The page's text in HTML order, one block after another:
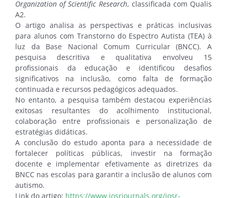
Organization of Scientific Research, classificada com Qualis
A2.
O artigo analisa as perspectivas e práticas inclusivas
para alunos com Transtorno do Espectro Autista (TEA) à
luz da Base Nacional Comum Curricular (BNCC). A
pesquisa descritiva e qualitativa envolveu 15
profissionais da educação e identificou desafios
significativos na inclusão, como falta de formação
continuada e recursos pedagógicos adequados.
No entanto, a pesquisa também destacou experiências
exitosas resultantes do acolhimento institucional,
colaboração entre profissionais e personalização de
estratégias didáticas.
A conclusão do estudo aponta para a necessidade de
fortalecer políticas públicas, investir na formação
docente e implementar efetivamente as diretrizes da
BNCC nas escolas para garantir a inclusão de alunos com
autismo.
Link do artigo: https://www.iosrjournals.org/iosr-